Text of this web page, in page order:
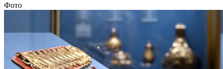
Фото